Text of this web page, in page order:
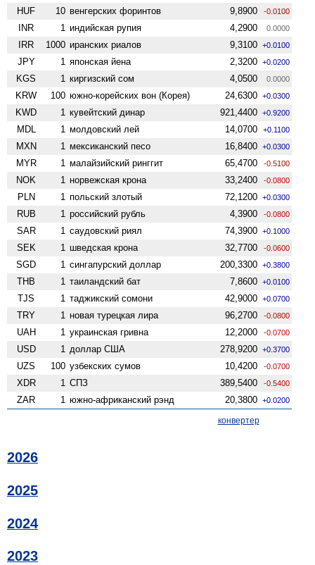
HUF 10 венгерских форинтов 9,8900 -0.0100
INR 1 индийская рупия 4,2900 0.0000
IRR 1000 иранских риалов 9,3100 +0.0100
JPY 1 японская йена 2,3200 +0.0200
KGS 1 киргизский сом 4,0500 0.0000
KRW 100 южно-корейских вон (Корея) 24,6300 +0.0300
KWD 1 кувейтский динар 921,4400 +0.9200
MDL 1 молдовский лей 14,0700 +0.1100
MXN 1 мексиканский песо 16,8400 +0.0300
MYR 1 малайзийский ринггит 65,4700 -0.5100
NOK 1 норвежская крона 33,2400 -0.0800
PLN 1 польский злотый 72,1200 +0.0300
RUB 1 российский рубль 4,3900 -0.0800
SAR 1 саудовский риял 74,3900 +0.1000
SEK 1 шведская крона 32,7700 -0.0600
SGD 1 сингапурский доллар 200,3300 +0.3800
THB 1 таиландский бат 7,8600 +0.0100
TJS 1 таджикский сомони 42,9000 +0.0700
TRY 1 новая турецкая лира 96,2700 -0.0800
UAH 1 украинская гривна 12,2000 -0.0700
USD 1 доллар США 278,9200 +0.3700
UZS 100 узбекских сумов 10,4200 -0.0700
XDR 1 СПЗ 389,5400 -0.5400
ZAR 1 южно-африканский рэнд 20,3800 +0.0200
конвертер
2026
2025
2024
2023